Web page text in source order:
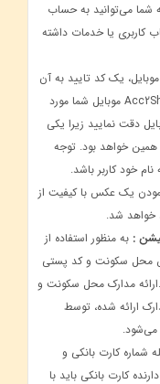
شما می‌توانید به حساب
کاربری یا خدمات داشته
یک کد تایید به آن
ارسال خواهد شد، با وارد نمودن کد در Acc2Shop.com موبایل شما مورد
دقت نمایید زیرا یکی
همین خواهد بود. توجه
خود کاربر باشد.
یک عکس با کیفیت از
خواهد شد.
: به منظور استفاده از
محل سکونت و کد پستی
مدارک محل سکونت و
ارائه شده، توسط
شماره کارت بانکی و
کارت بانکی باید با